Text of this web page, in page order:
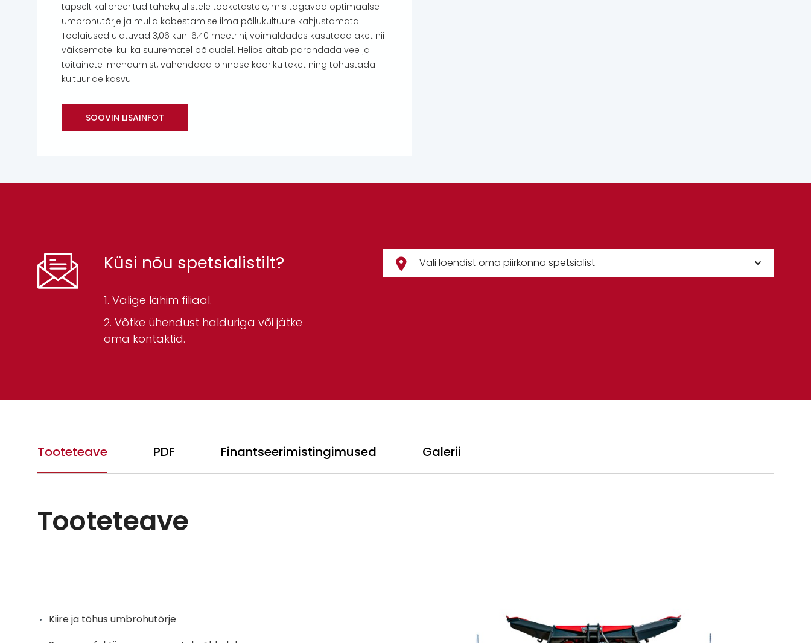
täpselt kalibreeritud tähekujulistele tööketastele, mis tagavad optimaalse
umbrohutõrje ja mulla kobestamise ilma põllukultuure kahjustamata.
Töölaiused ulatuvad 3,06 kuni 6,40 meetrini, võimaldades kasutada äket nii
väiksematel kui ka suurematel põldudel. Helios aitab parandada vee ja
toitainete imendumist, vähendada pinnase kooriku teket ning tõhustada
kultuuride kasvu.
SOOVIN LISAINFOT
Küsi nõu spetsialistilt?
Valige lähim filiaal.
Võtke ühendust halduriga või jätke
oma kontaktid.
Tooteteave PDF Finantseerimistingimused Galerii
Tooteteave
Kiire ja tõhus umbrohutõrje